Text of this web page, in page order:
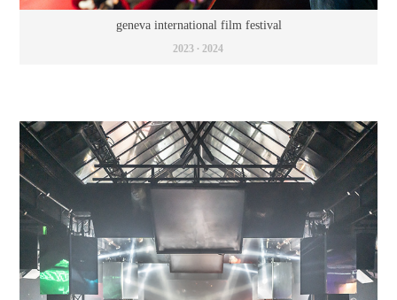
geneva international film festival
2023 ∙ 2024